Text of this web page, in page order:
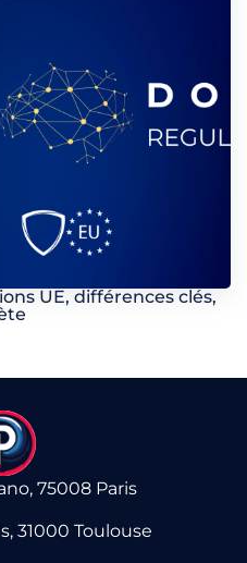
UE, différences clés,
75008 Paris
31000 Toulouse